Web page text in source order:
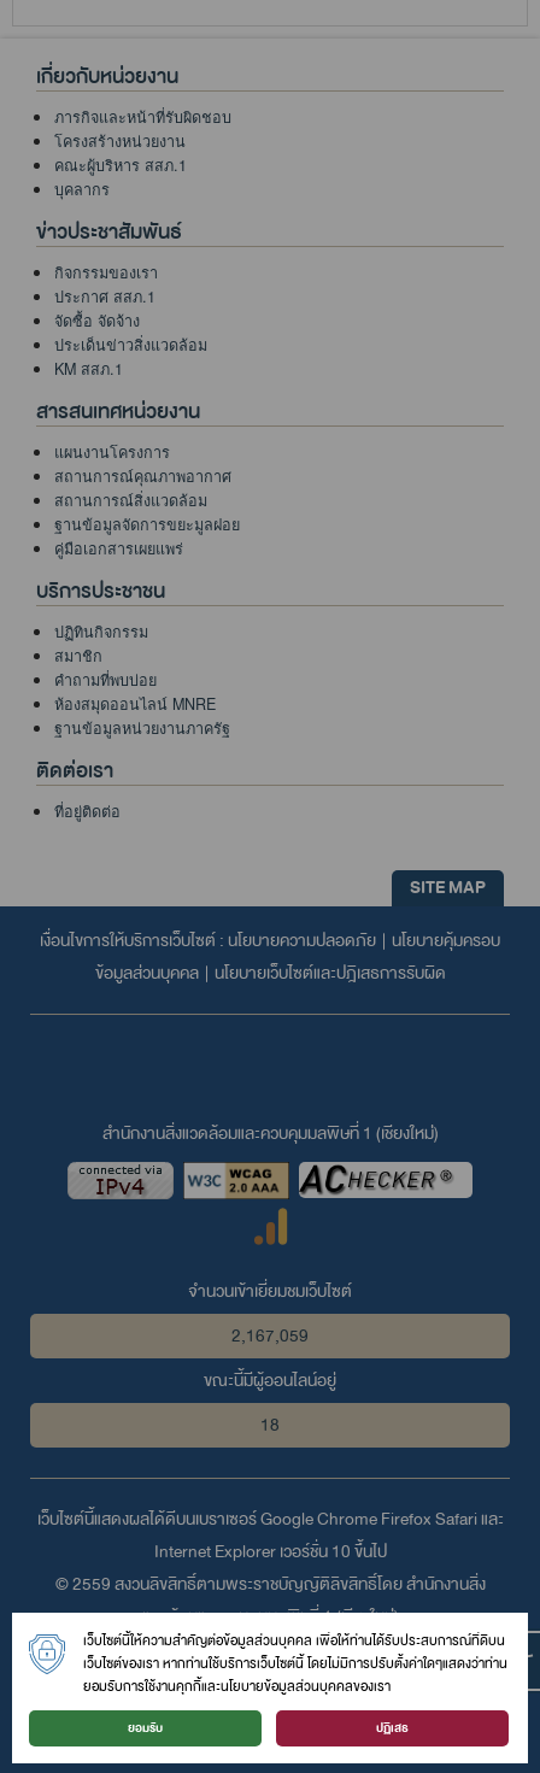
เกี่ยวกับหน่วยงาน
ภารกิจและหน้าที่รับผิดชอบ
โครงสร้างหน่วยงาน
คณะผู้บริหาร สสภ.1
บุคลากร
ข่าวประชาสัมพันธ์
กิจกรรมของเรา
ประกาศ สสภ.1
จัดซื้อ จัดจ้าง
ประเด็นข่าวสิ่งแวดล้อม
KM สสภ.1
สารสนเทศหน่วยงาน
แผนงานโครงการ
สถานการณ์คุณภาพอากาศ
สถานการณ์สิ่งแวดล้อม
ฐานข้อมูลจัดการขยะมูลฝอย
คู่มือเอกสารเผยแพร่
บริการประชาชน
ปฏิทินกิจกรรม
สมาชิก
คำถามที่พบบ่อย
ห้องสมุดออนไลน์ MNRE
ฐานข้อมูลหน่วยงานภาครัฐ
ติดต่อเรา
ที่อยู่ติดต่อ
SITE MAP
เงื่อนไขการให้บริการเว็บไซต์ : นโยบายความปลอดภัย | นโยบายคุ้มครอบ
ข้อมูลส่วนบุคคล| นโยบายเว็บไซต์และปฎิเสธการรับผิด
สำนักงานสิ่งแวดล้อมและควบคุมมลพิษที่ 1 (เชียงใหม่่)
จำนวนเข้าเยี่ยมชมเว็บไซต์
2,167,059
ขณะนี้มีผู้ออนไลน์อยู่
18
เว็บไซต์นี้แสดงผลได้ดีบนเบราเซอร์Google ChromeFirefoxSafariและ
Internet Explorerเวอร์ชั่น 10 ขึ้นไป
© 2559 สงวนลิขสิทธิ์ตามพระราชบัญญัติลิขสิทธิ์โดย สำนักงานสิ่ง
แวดล้อมและควบคุมมลพิษที่ 1 (เชียงใหม่่)
118/4 หมู่ที่ 2 ถนนอนุสาวรีย์สิงห์ ตำบลช้างเผือก อำเภอเมืองเชียงใหม่
จังหวัดเชียงใหม่ 50300
โทรศัพท์ :053- 218- 032-4| โทรสาร : 053- 218- 032-4 ต่อ 102 |
อีเมล์ :epo01.pcd@gmail.com
เว็บไซต์นี้ให้ความสำคัญต่อข้อมูลส่วนบุคคล เพื่อให้ท่านได้รับประสบการณ์ที่ดีบน
เว็บไซต์ของเรา หากท่านใช้บริการเว็บไซต์นี้ โดยไม่มีการปรับตั้งค่าใดๆแสดงว่าท่าน
ยอมรับการใช้งานคุกกี้และนโยบายข้อมูลส่วนบุคคลของเรา
ยอมรับ ปฏิเสธ